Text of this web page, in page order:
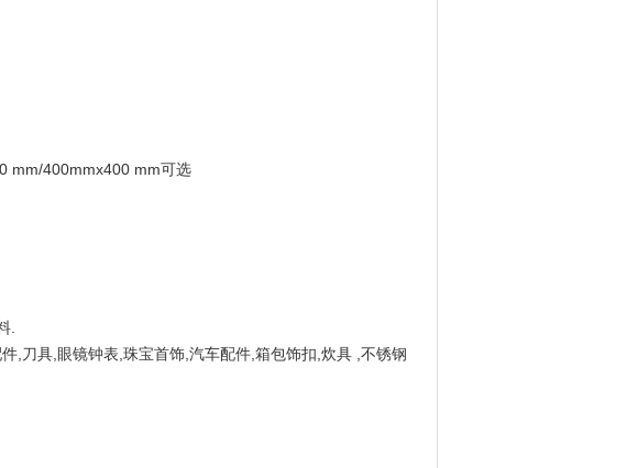
mm/400mmx400 mm可选
.
,刀具,眼镜钟表,珠宝首饰,汽车配件,箱包饰扣,炊具 ,不锈钢